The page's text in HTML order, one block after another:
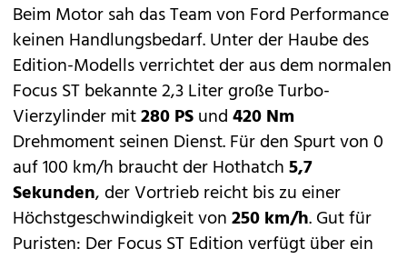
Beim Motor sah das Team von Ford Performance
keinen Handlungsbedarf. Unter der Haube des
Edition-Modells verrichtet der aus dem normalen
Focus ST bekannte 2,3 Liter große Turbo-
Vierzylinder mit280 PSund420 Nm
Drehmoment seinen Dienst. Für den Spurt von 0
auf 100 km/h braucht der Hothatch5,7
Sekunden, der Vortrieb reicht bis zu einer
Höchstgeschwindigkeit von250 km/h. Gut für
Puristen: Der Focus ST Edition verfügt über ein